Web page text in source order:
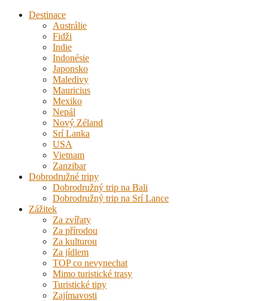
Destinace
Austrálie
Fidži
Indie
Indonésie
Japonsko
Maledivy
Mauricius
Mexiko
Nepál
Nový Zéland
Srí Lanka
USA
Vietnam
Zanzibar
Dobrodružné tripy
Dobrodružný trip na Bali
Dobrodružný trip na Srí Lance
Zážitek
Za zvířaty
Za přírodou
Za kulturou
Za jídlem
TOP co nevynechat
Mimo turistické trasy
Turistické tipy
Zajímavosti